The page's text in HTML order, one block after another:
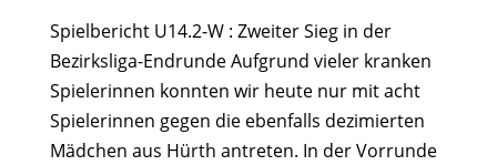
Spielbericht U14.2-W : Zweiter Sieg in der
Bezirksliga-Endrunde Aufgrund vieler kranken
Spielerinnen konnten wir heute nur mit acht
Spielerinnen gegen die ebenfalls dezimierten
Mädchen aus Hürth antreten. In der Vorrunde